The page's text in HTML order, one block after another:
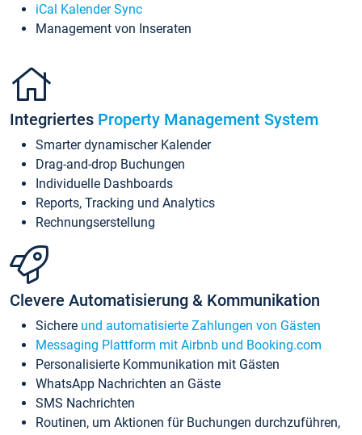
iCal Kalender Sync
Management von Inseraten
Integriertes Property Management System
Smarter dynamischer Kalender
Drag-and-drop Buchungen
Individuelle Dashboards
Reports, Tracking und Analytics
Rechnungserstellung
Clevere Automatisierung & Kommunikation
Sichere und automatisierte Zahlungen von Gästen
Messaging Plattform mit Airbnb und Booking.com
Personalisierte Kommunikation mit Gästen
WhatsApp Nachrichten an Gäste
SMS Nachrichten
Routinen, um Aktionen für Buchungen durchzuführen,